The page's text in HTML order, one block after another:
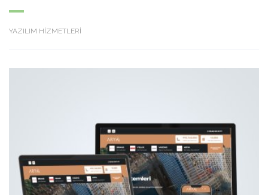
YAZILIM HİZMETLERİ